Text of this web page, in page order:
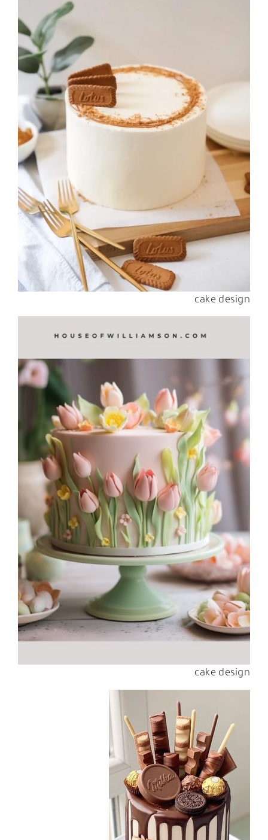
cake design
cake design